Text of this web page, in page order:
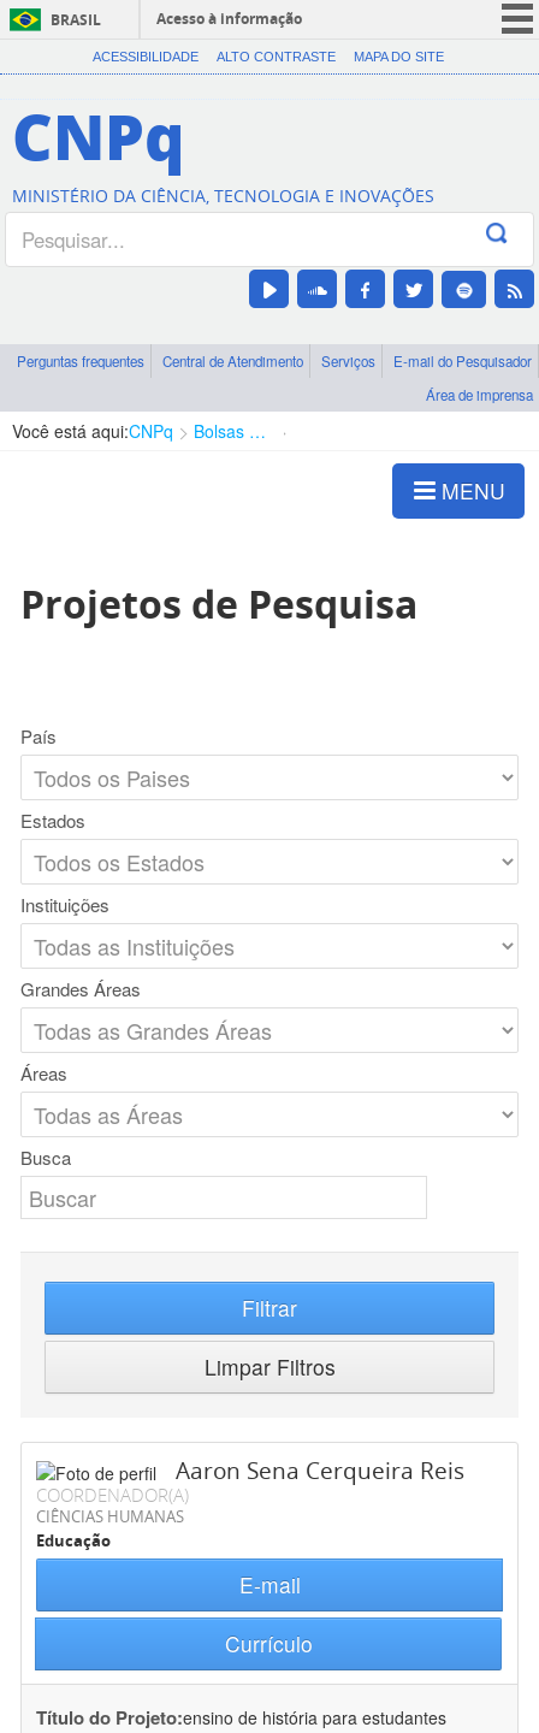
BRASIL
Acesso à informação
CORONAVÍRUS (COVID-19)
Canais
ACESSIBILIDADE ALTO CONTRASTE MAPA DO SITE
CNPq
MINISTÉRIO DA CIÊNCIA, TECNOLOGIA E INOVAÇÕES
Perguntas frequentes Central de Atendimento Serviços
E-mail do Pesquisador
Área de imprensa
Você está aqui:CNPq Bolsas e Auxílios Vigentes
MENU
Projetos de Pesquisa
País
Estados
Instituições
Grandes Áreas
Áreas
Busca
Filtrar
Limpar Filtros
Aaron Sena Cerqueira Reis
COORDENADOR(A)
CIÊNCIAS HUMANAS
Educação
E-mail
Currículo
Título do Projeto:ensino de história para estudantes